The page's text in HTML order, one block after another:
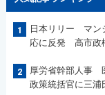
1
日本リリー マン
応に反発 高市政
2
厚労省幹部人事
政策統括官に三浦